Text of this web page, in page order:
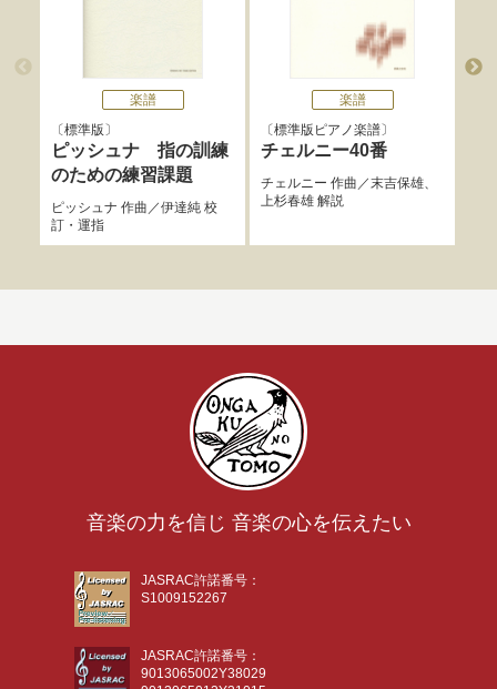
楽譜
標準版
ピッシュナ 指の訓練
のための練習課題
ピッシュナ 作曲／伊達純校
訂・運指
楽譜
標準版ピアノ楽譜
チェルニー40番
チェルニー 作曲／末吉保雄、
上杉春雄解説
音楽の力を信じ 音楽の心を伝えたい
JASRAC許諾番号：
S1009152267
JASRAC許諾番号：
9013065002Y38029